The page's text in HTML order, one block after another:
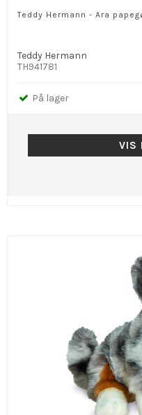
Teddy Hermann - Ara
Teddy Hermann
TH941781
På lager
VIS